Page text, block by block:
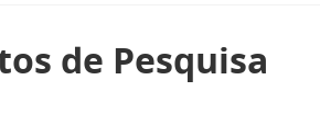
de Pesquisa